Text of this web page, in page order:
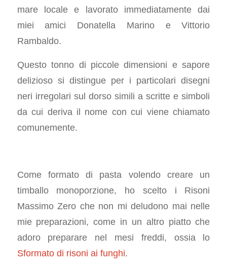
mare locale e lavorato immediatamente dai
miei amici Donatella Marino e Vittorio
Rambaldo.
Questo tonno di piccole dimensioni e sapore
delizioso si distingue per i particolari disegni
neri irregolari sul dorso simili a scritte e simboli
da cui deriva il nome con cui viene chiamato
comunemente.
Come formato di pasta volendo creare un
timballo monoporzione, ho scelto i Risoni
Massimo Zero che non mi deludono mai nelle
mie preparazioni, come in un altro piatto che
adoro preparare nel mesi freddi, ossia lo
Sformato di risoni ai funghi.